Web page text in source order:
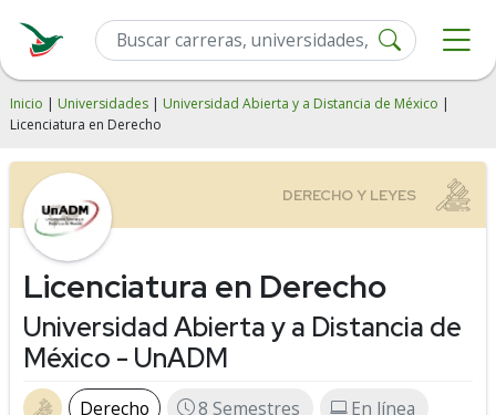
Inicio | Universidades | Universidad Abierta y a Distancia de México |
Licenciatura en Derecho
Licenciatura en Derecho
Universidad Abierta y a Distancia de
México - UnADM
Derecho 8 Semestres En línea